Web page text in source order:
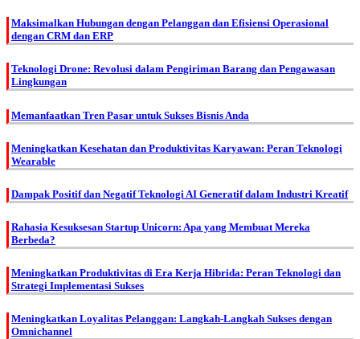
Maksimalkan Hubungan dengan Pelanggan dan Efisiensi Operasional
dengan CRM dan ERP
Teknologi Drone: Revolusi dalam Pengiriman Barang dan Pengawasan
Lingkungan
Memanfaatkan Tren Pasar untuk Sukses Bisnis Anda
Meningkatkan Kesehatan dan Produktivitas Karyawan: Peran Teknologi
Wearable
Dampak Positif dan Negatif Teknologi AI Generatif dalam Industri Kreatif
Rahasia Kesuksesan Startup Unicorn: Apa yang Membuat Mereka
Berbeda?
Meningkatkan Produktivitas di Era Kerja Hibrida: Peran Teknologi dan
Strategi Implementasi Sukses
Meningkatkan Loyalitas Pelanggan: Langkah-Langkah Sukses dengan
Omnichannel